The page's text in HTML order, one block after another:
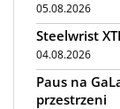
05.08.2026
Steelwrist
04.08.2026
Paus na
przestrzeni